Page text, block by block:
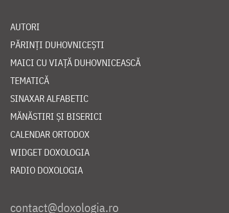
AUTORI
PĂRINȚI DUHOVNICEȘTI
MAICI CU VIAȚĂ DUHOVNICEASCĂ
TEMATICĂ
SINAXAR ALFABETIC
MĂNĂSTIRI ȘI BISERICI
CALENDAR ORTODOX
WIDGET DOXOLOGIA
RADIO DOXOLOGIA